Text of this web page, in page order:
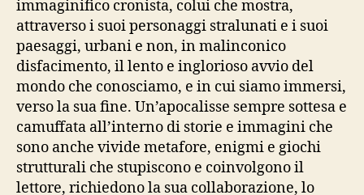
immaginifico cronista, colui che mostra,
attraverso i suoi personaggi stralunati e i suoi
paesaggi, urbani e non, in malinconico
disfacimento, il lento e inglorioso avvio del
mondo che conosciamo, e in cui siamo immersi,
verso la sua fine. Un’apocalisse sempre sottesa e
camuffata all’interno di storie e immagini che
sono anche vivide metafore, enigmi e giochi
strutturali che stupiscono e coinvolgono il
lettore, richiedono la sua collaborazione, lo